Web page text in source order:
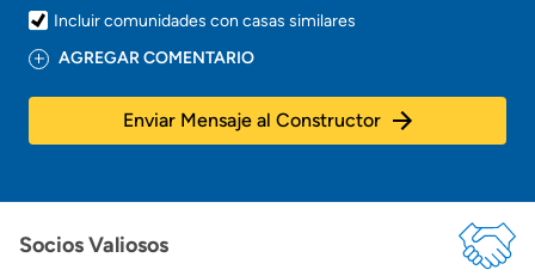
Incluir comunidades con casas similares
AGREGAR COMENTARIO
Enviar Mensaje al Constructor
Socios Valiosos